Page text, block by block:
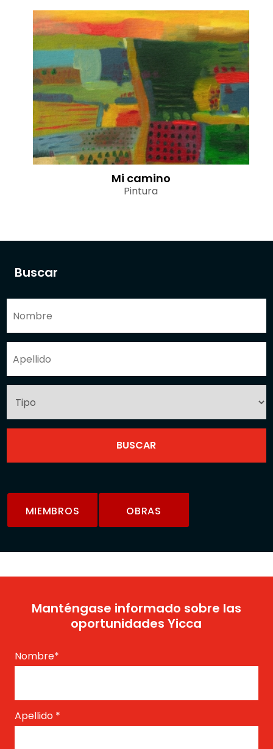
Buscar
MIEMBROS OBRAS
Mi camino
Pintura
Manténgase informado sobre las
oportunidades Yicca
Nombre*
Apellido *